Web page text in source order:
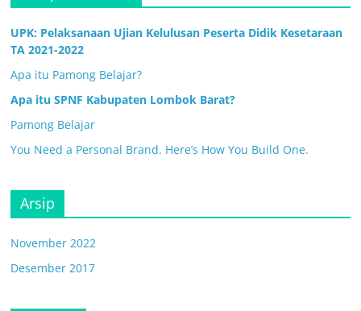
UPK: Pelaksanaan Ujian Kelulusan Peserta Didik Kesetaraan
TA 2021-2022
Apa itu Pamong Belajar?
Apa itu SPNF Kabupaten Lombok Barat?
Pamong Belajar
You Need a Personal Brand. Here’s How You Build One.
Arsip
November 2022
Desember 2017